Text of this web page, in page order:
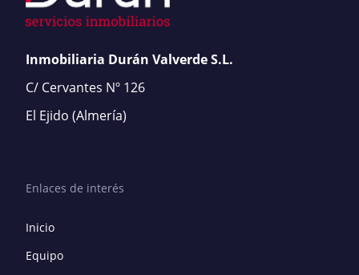
Inmobiliaria Durán Valverde S.L.
C/ Cervantes Nº 126
El Ejido (Almería)
Enlaces de interés
Inicio
Equipo